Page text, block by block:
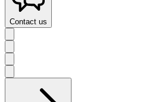
Contact us